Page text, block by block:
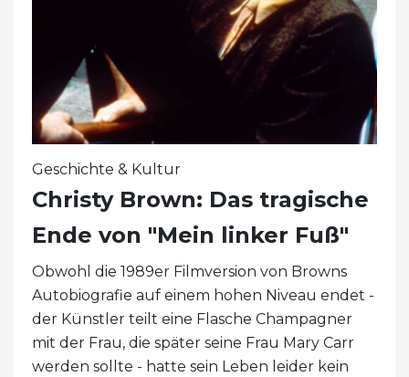
Geschichte & Kultur
Christy Brown: Das tragische
Ende von "Mein linker Fuß"
Obwohl die 1989er Filmversion von Browns
Autobiografie auf einem hohen Niveau endet -
der Künstler teilt eine Flasche Champagner
mit der Frau, die später seine Frau Mary Carr
werden sollte - hatte sein Leben leider kein